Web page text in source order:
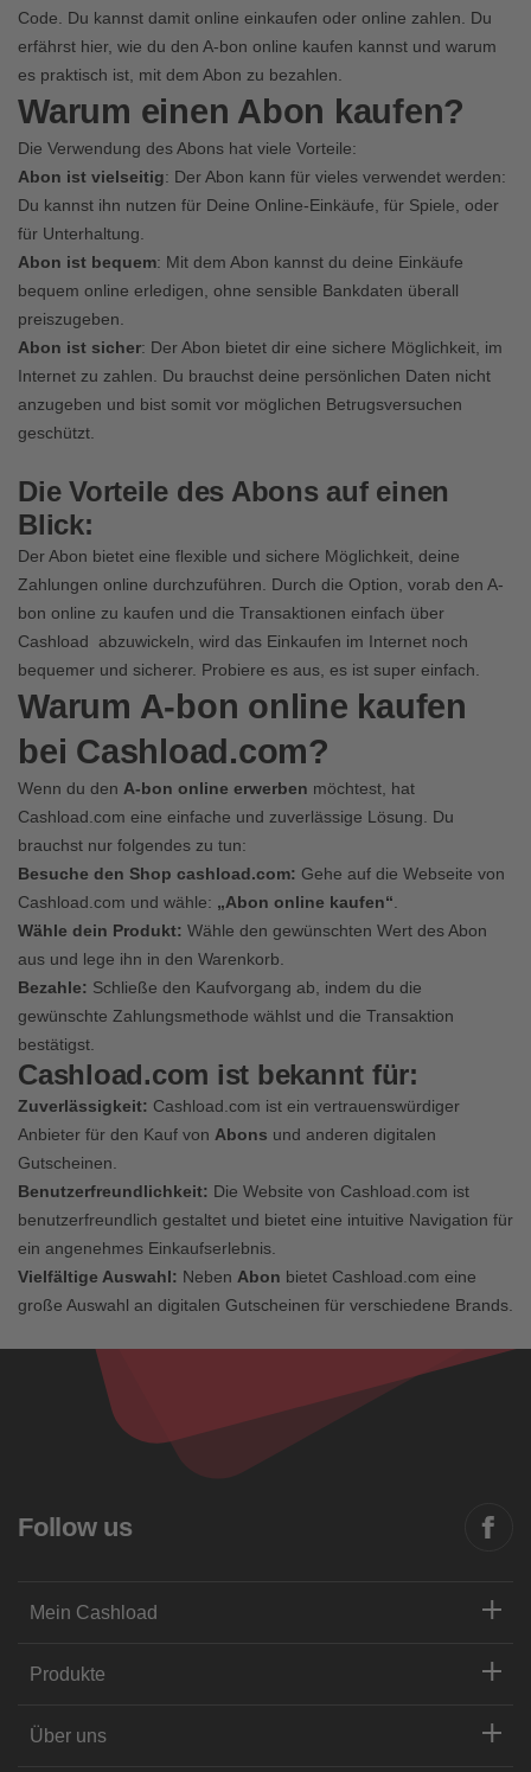
Code. Du kannst damit online einkaufen oder online zahlen. Du
erfährst hier, wie du den A-bon online kaufen kannst und warum
es praktisch ist, mit dem Abon zu bezahlen.
Warum einen Abon kaufen?
Die Verwendung des Abons hat viele Vorteile:
Abon ist vielseitig: Der Abon kann für vieles verwendet werden:
Du kannst ihn nutzen für Deine Online-Einkäufe, für Spiele, oder
für Unterhaltung.
Abon ist bequem: Mit dem Abon kannst du deine Einkäufe
bequem online erledigen, ohne sensible Bankdaten überall
preiszugeben.
Abon ist sicher: Der Abon bietet dir eine sichere Möglichkeit, im
Internet zu zahlen. Du brauchst deine persönlichen Daten nicht
anzugeben und bist somit vor möglichen Betrugsversuchen
geschützt.
Die Vorteile des Abons auf einen
Blick:
Der Abon bietet eine flexible und sichere Möglichkeit, deine
Zahlungen online durchzuführen. Durch die Option, vorab den A-
bon online zu kaufen und die Transaktionen einfach über
Cashload abzuwickeln, wird das Einkaufen im Internet noch
bequemer und sicherer. Probiere es aus, es ist super einfach.
Warum A-bon online kaufen
bei Cashload.com?
Wenn du den A-bon online erwerben möchtest, hat
Cashload.com eine einfache und zuverlässige Lösung. Du
brauchst nur folgendes zu tun:
Besuche den Shop cashload.com: Gehe auf die Webseite von
Cashload.com und wähle: „Abon online kaufen“
Wähle dein Produkt: Wähle den gewünschten Wert desAbon
aus und lege ihn in den Warenkorb.
Bezahle: Schließe den Kaufvorgang ab, indem du die
gewünschte Zahlungsmethode wählst und die Transaktion
bestätigst.
Cashload.com ist bekannt für:
Zuverlässigkeit: Cashload.com ist ein vertrauenswürdiger
Anbieter für den Kauf von Abons und anderen digitalen
Gutscheinen.
Benutzerfreundlichkeit: Die Website von Cashload.com ist
benutzerfreundlich gestaltet und bietet eine intuitive Navigation für
ein angenehmes Einkaufserlebnis.
Vielfältige Auswahl: Neben Abon bietet Cashload.com eine
große Auswahl an digitalen Gutscheinen für verschiedene Brands.
Follow us
Mein Cashload
Produkte
Über uns